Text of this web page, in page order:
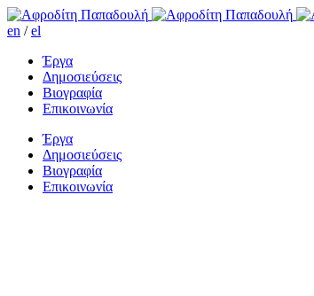
en /el
Έργα
Δημοσιεύσεις
Βιογραφία
Επικοινωνία
Έργα
Δημοσιεύσεις
Βιογραφία
Επικοινωνία